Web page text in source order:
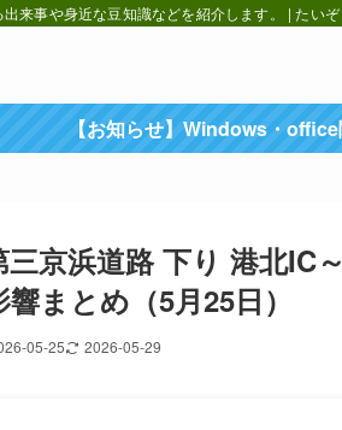
来事や身近な豆知識などを紹介します。 | たい
【お知らせ】Windows・
三京浜道路 下り 港北IC
まとめ（5月25日）
05-25 2026-05-29